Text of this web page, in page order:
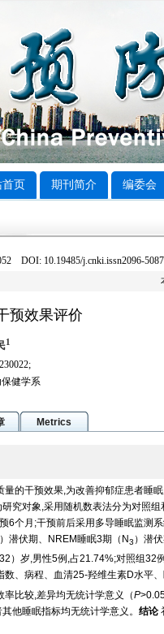
首页 期刊简介 编委会
DOI: 10.19485/j.cnki.issn2096-
预效果评价
1
健学系
Metrics
的干预效果,为改善抑郁症患者睡
究对象,采用随机数表法分为对照
6个月;干预前后采用多导睡眠监测
）潜伏期、NREM睡眠3期（N3 ）潜
）岁,男性5例,占21.74%;对照组
、病程、血清25-羟维生素D水平
比较,差异均无统计学意义（P
他睡眠指标均无统计学意义。 结论